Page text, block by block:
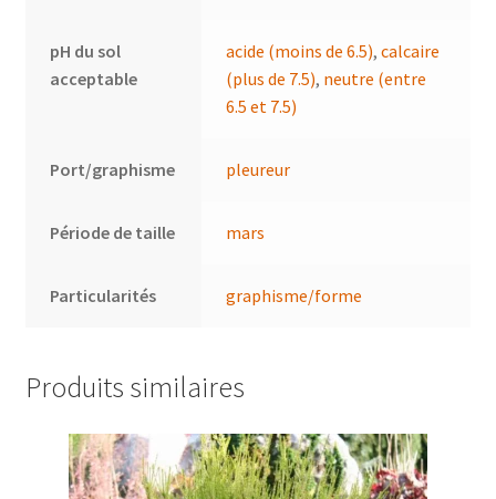
pH du sol
acceptable
acide (moins de 6.5),calcaire
(plus de 7.5), neutre (entre
6.5 et 7.5)
Port/graphisme pleureur
Période de taille mars
Particularités graphisme/forme
Produits similaires